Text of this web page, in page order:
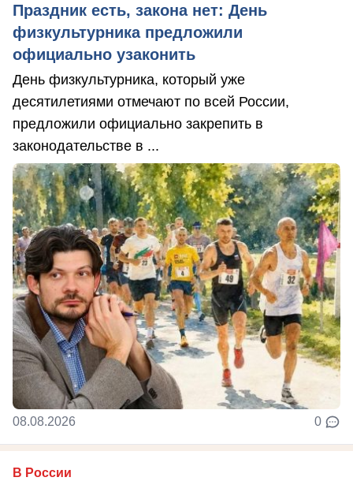
Праздник есть, закона нет: День
физкультурника предложили
официально узаконить
День физкультурника, который уже
десятилетиями отмечают по всей России,
предложили официально закрепить в
законодательстве в ...
08.08.2026 0
В России